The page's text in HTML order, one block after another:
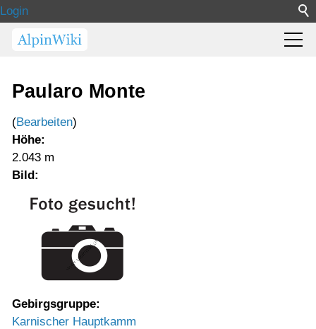
Login
Paularo Monte
(Bearbeiten)
Höhe:
2.043 m
Bild:
Gebirgsgruppe:
Karnischer Hauptkamm